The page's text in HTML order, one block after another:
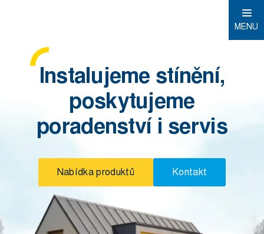
MENU
Instalujeme stínění,
poskytujeme
poradenství i servis
Nabídka produktů Kontakt